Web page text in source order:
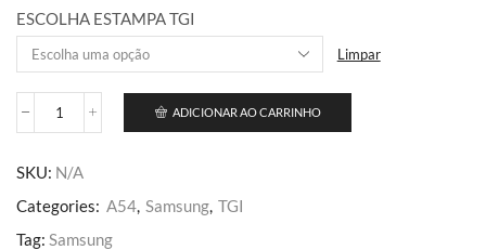
R$ 110,00
ESCOLHA ESTAMPA TGI
Limpar
A54
ADICIONAR AO CARRINHO
SKU: N/A
Categories: A54, Samsung, TGI
Tag: Samsung